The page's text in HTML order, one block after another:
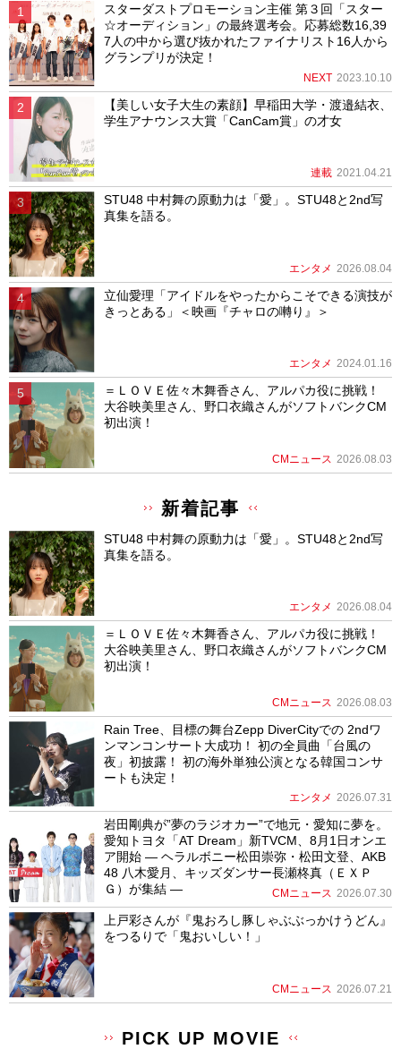
スターダストプロモーション主催 第３回「スター
☆オーディション」の最終選考会。応募総数16,39
7人の中から選び抜かれたファイナリスト16人から
グランプリが決定！
NEXT 2023.10.10
【美しい女子大生の素顔】早稲田大学・渡邉結衣、
学生アナウンス大賞「CanCam賞」の才女
連載 2021.04.21
STU48 中村舞の原動力は「愛」。STU48と2nd写
真集を語る。
エンタメ 2026.08.04
立仙愛理「アイドルをやったからこそできる演技が
きっとある」＜映画『チャロの囀り』＞
エンタメ 2024.01.16
＝ＬＯＶＥ佐々木舞香さん、アルパカ役に挑戦！
大谷映美里さん、野口衣織さんがソフトバンクCM
初出演！
CMニュース 2026.08.03
新着記事
STU48 中村舞の原動力は「愛」。STU48と2nd写
真集を語る。
エンタメ 2026.08.04
＝ＬＯＶＥ佐々木舞香さん、アルパカ役に挑戦！
大谷映美里さん、野口衣織さんがソフトバンクCM
初出演！
CMニュース 2026.08.03
Rain Tree、目標の舞台Zepp DiverCityでの 2ndワ
ンマンコンサート大成功！ 初の全員曲「台風の
夜」初披露！ 初の海外単独公演となる韓国コンサ
ートも決定！
エンタメ 2026.07.31
岩田剛典が”夢のラジオカー”で地元・愛知に夢を。
愛知トヨタ「AT Dream」新TVCM、8月1日オンエ
ア開始 ― ヘラルボニー松田崇弥・松田文登、AKB
48 八木愛月、キッズダンサー長瀬柊真（ＥＸＰ
Ｇ）が集結 ―
CMニュース 2026.07.30
上戸彩さんが『鬼おろし豚しゃぶぶっかけうどん』
をつるりで「鬼おいしい！」
CMニュース 2026.07.21
PICK UP MOVIE